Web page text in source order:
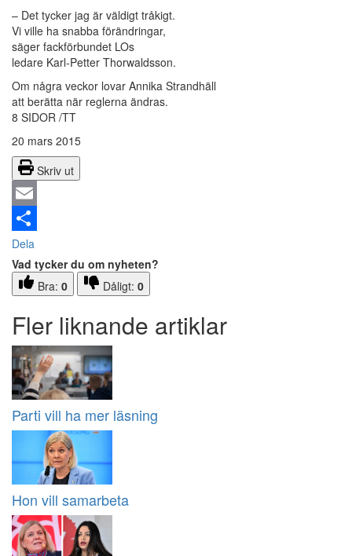
– Det tycker jag är väldigt tråkigt.
Vi ville ha snabba förändringar,
säger fackförbundet LOs
ledare Karl-Petter Thorwaldsson.
Om några veckor lovar Annika Strandhäll
att berätta när reglerna ändras.
8 SIDOR /TT
20 mars 2015
Skriv ut
Email
Dela
Vad tycker du om nyheten?
Bra: 0 Dåligt: 0
Fler liknande artiklar
Parti vill ha mer läsning
Hon vill samarbeta